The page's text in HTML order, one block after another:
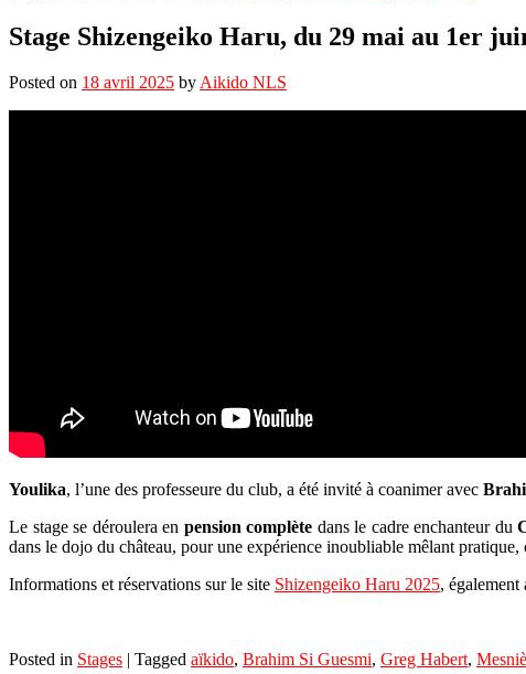
Stage Shizengeiko Haru, du 29 mai au 1er
Posted on 18 avril 2025 byAikido NLS
Youlika, l’une des professeure du club, a été invité à coanimer avec
Le stage se déroulera en pension complète dans le cadre enchanteur du
dans le dojo du château, pour une expérience inoubliable mêlant
Informations et réservations sur le site Shizengeiko Haru 2025, également
Posted in Stages | Tagged aïkido, Brahim Si Guesmi, Greg Habert,